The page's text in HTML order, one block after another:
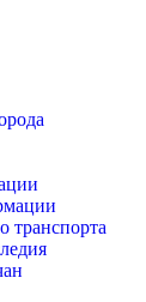
транспорта